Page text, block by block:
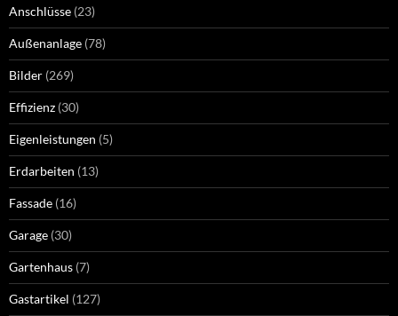
Anschlüsse (23)
Außenanlage (78)
Bilder (269)
Effizienz (30)
Eigenleistungen (5)
Erdarbeiten (13)
Fassade (16)
Garage (30)
Gartenhaus (7)
Gastartikel (127)